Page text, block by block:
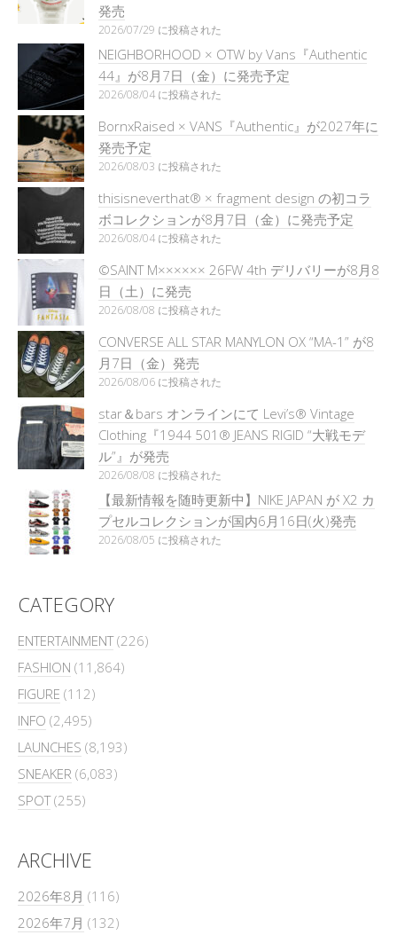
発売
2026/07/29 に投稿された
NEIGHBORHOOD × OTW by Vans『Authentic
44』が8月7日（金）に発売予定
2026/08/04 に投稿された
BornxRaised × VANS『Authentic』が2027年に
発売予定
2026/08/03 に投稿された
thisisneverthat® × fragment design の初コラ
ボコレクションが8月7日（金）に発売予定
2026/08/04 に投稿された
©SAINT M×××××× 26FW 4th デリバリーが8月8
日（土）に発売
2026/08/08 に投稿された
CONVERSE ALL STAR MANYLON OX “MA-1” が8
月7日（金）発売
2026/08/06 に投稿された
star＆bars オンラインにて Levi’s® Vintage
Clothing『1944 501® JEANS RIGID “大戦モデ
ル”』が発売
2026/08/08 に投稿された
【最新情報を随時更新中】NIKE JAPAN が X2 カ
プセルコレクションが国内6月16日(火)発売
2026/08/05 に投稿された
CATEGORY
ENTERTAINMENT(226)
FASHION (11,864)
FIGURE (112)
INFO (2,495)
LAUNCHES (8,193)
SNEAKER (6,083)
SPOT(255)
ARCHIVE
2026年8月 (116)
2026年7月 (132)